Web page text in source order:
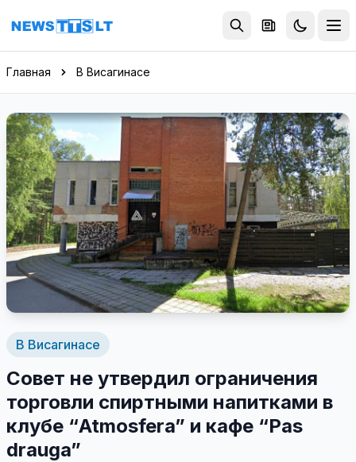
Перейти к содержимому
Главная В Висагинасе
В Висагинасе
Совет не утвердил ограничения
торговли спиртными напитками в
клубе “Atmosfera” и кафе “Pas
drauga”